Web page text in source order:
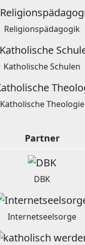
Religionspädagogik
Katholische Schulen
Katholische Theologie
Partner
DBK
Internetseelsorge